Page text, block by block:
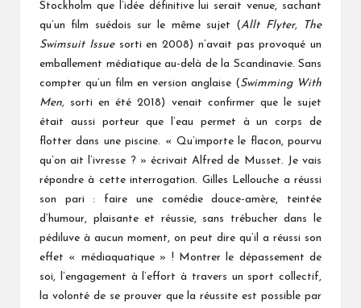
Stockholm que l’idée définitive lui serait venue, sachant
qu’un film suédois sur le même sujet (Allt Flyter, The
Swimsuit Issuesorti en 2008) n’avait pas provoqué un
emballement médiatique au-delà de la Scandinavie. Sans
compter qu’un film en version anglaise (Swimming With
Men, sorti en été 2018) venait confirmer que le sujet
était aussi porteur que l’eau permet à un corps de
flotter dans une piscine. « Qu’importe le flacon, pourvu
qu’on ait l’ivresse ? » écrivait Alfred de Musset. Je vais
répondre à cette interrogation. Gilles Lellouche a réussi
son pari : faire une comédie douce-amère, teintée
d’humour, plaisante et réussie, sans trébucher dans le
pédiluve à aucun moment, on peut dire qu’il a réussi son
effet « médiaquatique » ! Montrer le dépassement de
soi, l’engagement à l’effort à travers un sport collectif,
la volonté de se prouver que la réussite est possible par